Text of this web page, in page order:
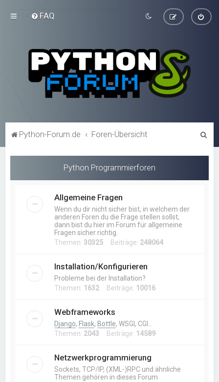
FAQ
Python-Forum.de Foren-Übersicht
Python Programmierforen
Allgemeine Fragen
Wenn du dir nicht sicher bist, in welchem der
anderen Foren du die Frage stellen sollst,
dann bist du hier im Forum für allgemeine
Fragen sicher richtig.
Themen: 30325 Beiträge: 248064
Installation/Konfigurieren
Probleme bei der Installation?
Themen: 1632Beiträge: 10016
Webframeworks
Django, Flask, Bottle, WSGI, CGI…
Themen: 2043 Beiträge: 14589
Netzwerkprogrammierung
Sockets, TCP/IP, (XML-)RPC und ähnliche
Themen gehören in dieses Forum